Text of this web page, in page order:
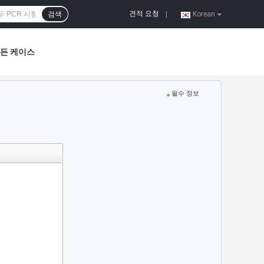
Korean
견적 요청
검색
케이스
필수 정보